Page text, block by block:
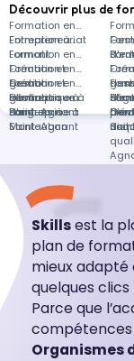
Découvrir plus de
Formation en
Entrepreneuriat
Formation à
Lormont
Formation en
Création et
gestion
d'entreprise à
Paris
Formation en
Création et
gestion
d'entreprise à
Montauban
et
Formation en
Informatique à
Saint-Agnant
Formation en
Langues à
Saint-Agnant
Skillsest la
plan de
mieux
quelques clics
Parce que
compétences
Organismes